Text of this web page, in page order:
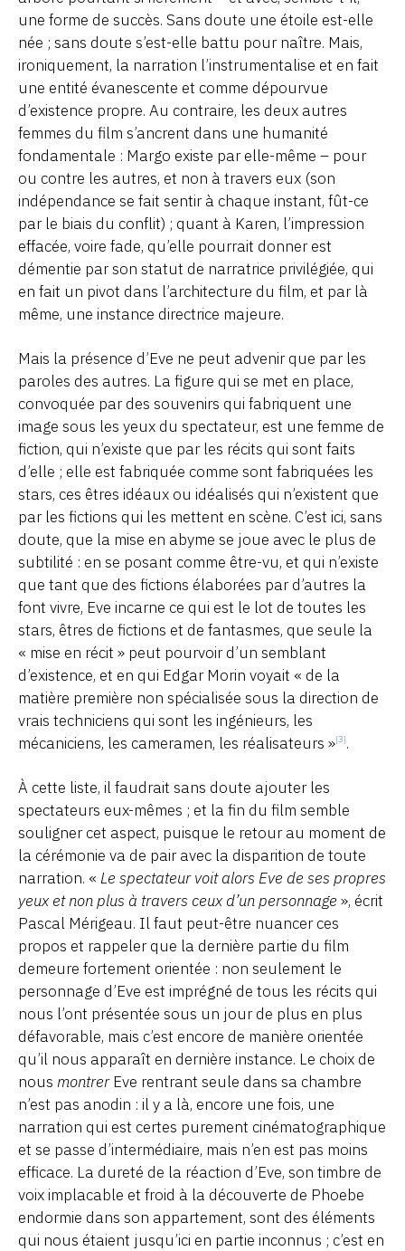
une forme de succès. Sans doute une étoile est-elle
née ; sans doute s’est-elle battu pour naître. Mais,
ironiquement, la narration l’instrumentalise et en fait
une entité évanescente et comme dépourvue
d’existence propre. Au contraire, les deux autres
femmes du film s’ancrent dans une humanité
fondamentale : Margo existe par elle-même – pour
ou contre les autres, et non à travers eux (son
indépendance se fait sentir à chaque instant, fût-ce
par le biais du conflit) ; quant à Karen, l’impression
effacée, voire fade, qu’elle pourrait donner est
démentie par son statut de narratrice privilégiée, qui
en fait un pivot dans l’architecture du film, et par là
même, une instance directrice majeure.
Mais la présence d’Eve ne peut advenir que par les
paroles des autres. La figure qui se met en place,
convoquée par des souvenirs qui fabriquent une
image sous les yeux du spectateur, est une femme de
fiction, qui n’existe que par les récits qui sont faits
d’elle ; elle est fabriquée comme sont fabriquées les
stars, ces êtres idéaux ou idéalisés qui n’existent que
par les fictions qui les mettent en scène. C’est ici, sans
doute, que la mise en abyme se joue avec le plus de
subtilité : en se posant comme être-vu, et qui n’existe
que tant que des fictions élaborées par d’autres la
font vivre, Eve incarne ce qui est le lot de toutes les
stars, êtres de fictions et de fantasmes, que seule la
« mise en récit » peut pourvoir d’un semblant
d’existence, et en qui Edgar Morin voyait « de la
matière première non spécialisée sous la direction de
vrais techniciens qui sont les ingénieurs, les
mécaniciens, les cameramen, les réalisateurs »[3].
À cette liste, il faudrait sans doute ajouter les
spectateurs eux-mêmes ; et la fin du film semble
souligner cet aspect, puisque le retour au moment de
la cérémonie va de pair avec la disparition de toute
narration. « Le spectateur voit alors Eve de ses propres
yeux et non plus à travers ceux d’un personnage », écrit
Pascal Mérigeau. Il faut peut-être nuancer ces
propos et rappeler que la dernière partie du film
demeure fortement orientée : non seulement le
personnage d’Eve est imprégné de tous les récits qui
nous l’ont présentée sous un jour de plus en plus
défavorable, mais c’est encore de manière orientée
qu’il nous apparaît en dernière instance. Le choix de
nous montrerEve rentrant seule dans sa chambre
n’est pas anodin : il y a là, encore une fois, une
narration qui est certes purement cinématographique
et se passe d’intermédiaire, mais n’en est pas moins
efficace. La dureté de la réaction d’Eve, son timbre de
voix implacable et froid à la découverte de Phoebe
endormie dans son appartement, sont des éléments
qui nous étaient jusqu’ici en partie inconnus ; c’est en